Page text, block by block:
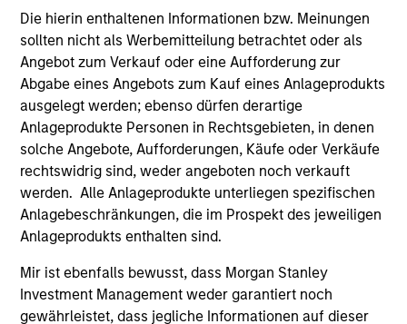
Die hierin enthaltenen Informationen bzw. Meinungen
sollten nicht als Werbemitteilung betrachtet oder als
Angebot zum Verkauf oder eine Aufforderung zur
Abgabe eines Angebots zum Kauf eines Anlageprodukts
ausgelegt werden; ebenso dürfen derartige
Anlageprodukte Personen in Rechtsgebieten, in denen
solche Angebote, Aufforderungen, Käufe oder Verkäufe
rechtswidrig sind, weder angeboten noch verkauft
werden. Alle Anlageprodukte unterliegen spezifischen
Anlagebeschränkungen, die im Prospekt des jeweiligen
Anlageprodukts enthalten sind.
Mir ist ebenfalls bewusst, dass Morgan Stanley
Investment Management weder garantiert noch
gewährleistet, dass jegliche Informationen auf dieser
erhältlich. Die Schweizer Vertretung ist Carnegie Fund
Services S.A., 11, rue du Général-Dufour, 1204 Genf,
Schweiz. Die Schweizer Zahlstelle ist Banque Cantonale
de Genève, 17, quai de l’Ile, 1204 Genf, Schweiz.
Beendet die Verwaltungsgesellschaft des entsprechenden
Fonds ihre Vereinbarung zur Vermarktung dieses Fonds in
einem Land des EWR, in dem dieser für den Verkauf
registriert ist, so geschieht dies in Übereinstimmung mit
den OGAW-Vorschriften.
Mit dem Fonds verbundene Begriffe und
Begriffsbestimmungen können Sie unserer Seite mit
demGlossarentnehmen.
Performanceangaben werden auf Basis der
Nettoinventarwerte (NAV) und abzüglich Gebühren
berechnet. Provisionen und Kosten, die bei der Ausgabe